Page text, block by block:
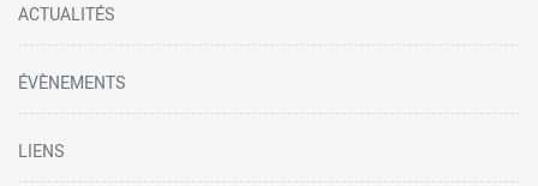
ACTUALITÉS
ÉVÈNEMENTS
LIENS